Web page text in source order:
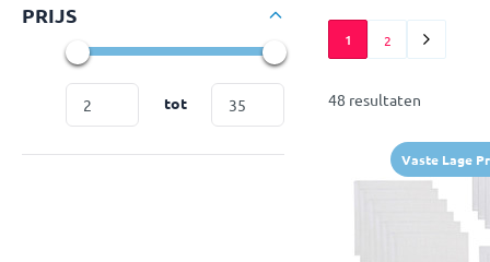
PRIJS
tot
1 2
48 resultaten
Vaste Lage